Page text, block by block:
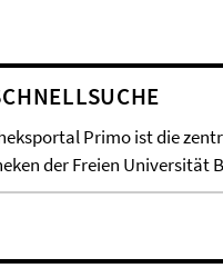
Primo ist die
der Freien Universität